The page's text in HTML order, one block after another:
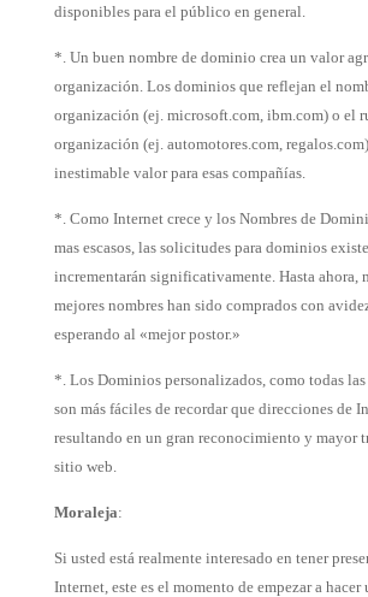
disponibles para el público en general.
*. Un buen nombre de dominio crea un valor
organización. Los dominios que reflejan el
organización (ej. microsoft.com, ibm.com) o el
organización (ej. automotores.com,
inestimable valor para esas compañías.
*. Como Internet crece y los Nombres de
mas escasos, las solicitudes para dominios
incrementarán significativamente. Hasta ahora,
mejores nombres han sido comprados con
esperando al «mejor postor.»
*. Los Dominios personalizados, como todas las
son más fáciles de recordar que direcciones de
resultando en un gran reconocimiento y mayor
sitio web.
Moraleja:
Si usted está realmente interesado en tener
Internet, este es el momento de empezar a hacer